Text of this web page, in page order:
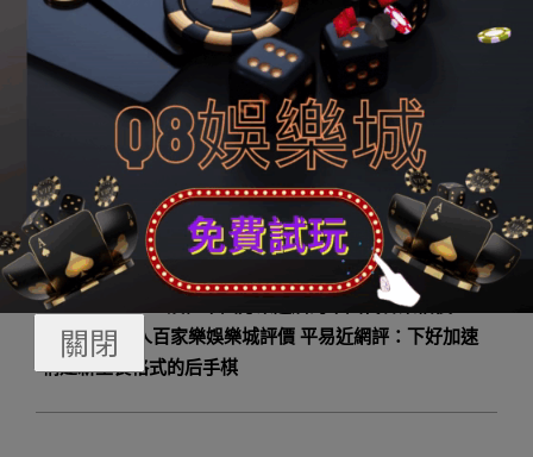
象，慢慢推動高中平衡生長；推動高校在各自定位上辦出
特點以及高質量；旋轉機關、事業單元用人的唯名校、唯
學歷導向，確立以本領為根基評估人材的新系統。
12-
04
By: q8娛樂城勝利編輯 On: 2023 年 12 月 4 日
In: Q8娛樂城資訊 Tagged: 94大發網
Previous Post:
讀懂中國方案違后的中國代客萊柏價
Next Post:
人百家樂娛樂城評價 平易近網評：下好加速
構建新生長格式的后手棋
關閉